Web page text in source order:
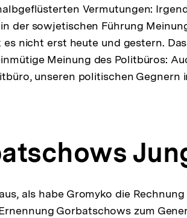
Vermutungen:
der sowjetischen Führung
nicht erst heute und gestern.
Meinung des Politbüros:
unseren politischen Gegnern
als habe Gromyko die
Gorbatschows zum